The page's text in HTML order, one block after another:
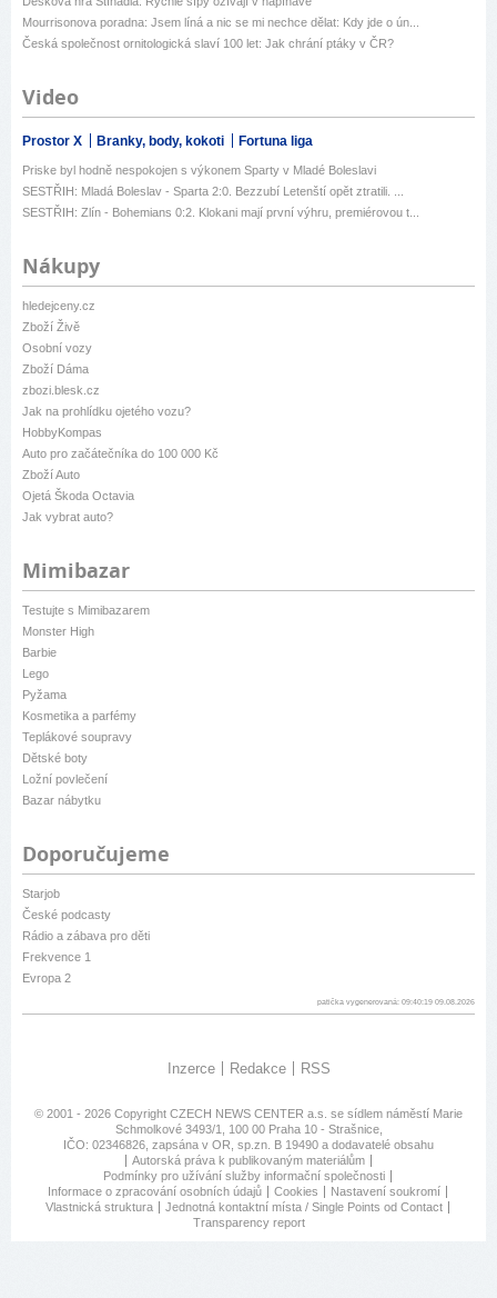
Mourrisonova poradna: Jsem líná a nic se mi nechce dělat: Kdy jde o ún...
Česká společnost ornitologická slaví 100 let: Jak chrání ptáky v ČR?
Video
Prostor X Branky, body, kokoti Fortuna liga
Priske byl hodně nespokojen s výkonem Sparty v Mladé Boleslavi
SESTŘIH: Mladá Boleslav - Sparta 2:0. Bezzubí Letenští opět ztratili. ...
SESTŘIH: Zlín - Bohemians 0:2. Klokani mají první výhru, premiérovou t...
Nákupy
hledejceny.cz
Zboží Živě
Osobní vozy
Zboží Dáma
zbozi.blesk.cz
Jak na prohlídku ojetého vozu?
HobbyKompas
Auto pro začátečníka do 100 000 Kč
Zboží Auto
Ojetá Škoda Octavia
Jak vybrat auto?
Mimibazar
Testujte s Mimibazarem
Monster High
Barbie
Lego
Pyžama
Kosmetika a parfémy
Teplákové soupravy
Dětské boty
Ložní povlečení
Bazar nábytku
Doporučujeme
Starjob
České podcasty
Rádio a zábava pro děti
Frekvence 1
Evropa 2
patička vygenerovaná: 09:40:19 09.08.2026
Inzerce Redakce RSS
© 2001 - 2026 Copyright CZECH NEWS CENTER a.s. se sídlem náměstí Marie
Schmolkové 3493/1, 100 00 Praha 10 - Strašnice,
IČO: 02346826, zapsána v OR, sp.zn. B 19490 a dodavatelé obsahu
Autorská práva k publikovaným materiálům
Podmínky pro užívání služby informační společnosti
Informace o zpracování osobních údajů
Cookies
Nastavení soukromí
Vlastnická struktura
Jednotná kontaktní místa / Single Points od Contact
Transparency report